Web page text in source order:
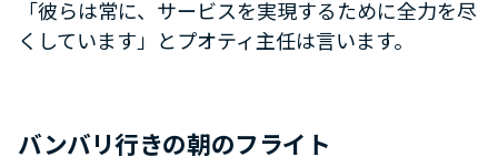
「彼らは常に、サービスを実現するために全力を尽
くしています」とプオティ主任は言います。
バンバリ行きの朝のフライト